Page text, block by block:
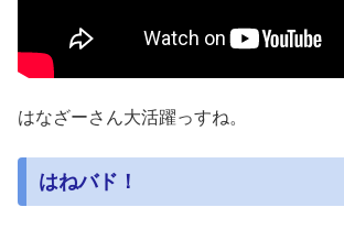
はなざーさん大活躍っすね。
はねバド！